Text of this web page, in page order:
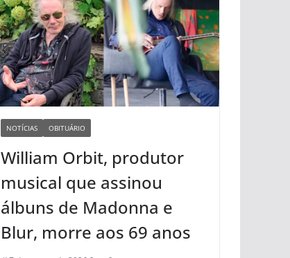
NOTÍCIAS OBITUÁRIO
William Orbit, produtor
musical que assinou
álbuns de Madonna e
Blur, morre aos 69 anos